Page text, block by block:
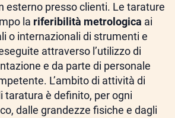
esterno presso clienti. Le tarature
la riferibilità metrologica ai
o internazionali di strumenti e
attraverso l’utilizzo di
e da parte di personale
L’ambito di attività di
taratura è definito, per ogni
dalle grandezze fisiche e dagli